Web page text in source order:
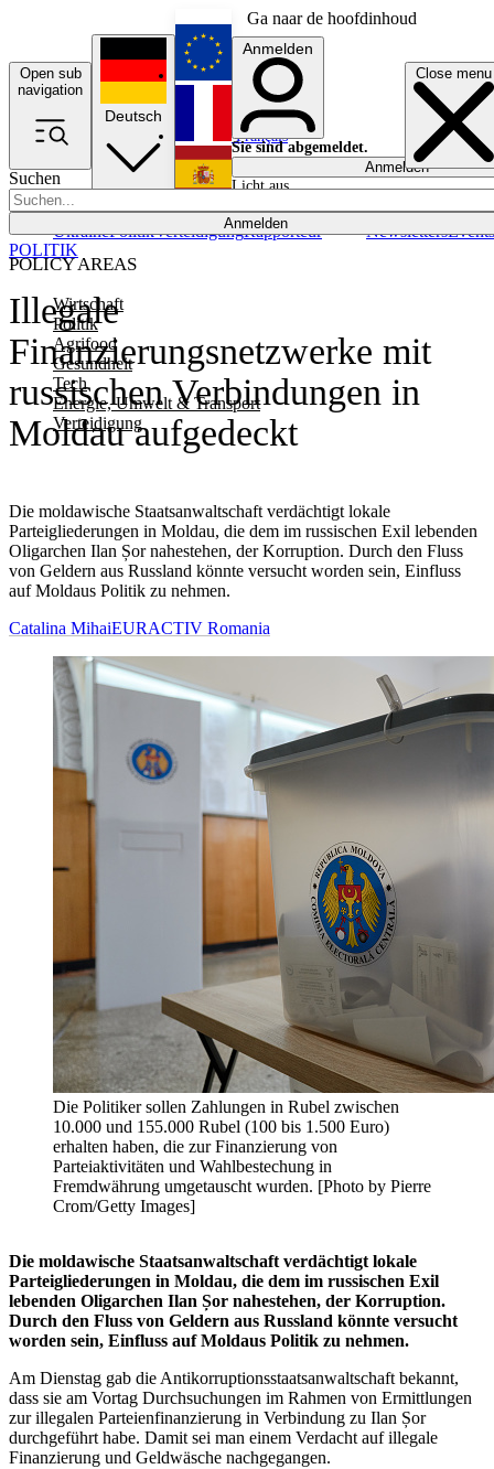
Ga naar de hoofdinhoud
Open sub
navigation
Close menu
Suchen
Anmelden
POLICY AREAS
Wirtschaft
Politik
Agrifood
Gesundheit
Tech
Energie, Umwelt & Transport
Verteidigung
UkrainePolitikVerteidigungRapporteur NewslettersEvents
Deutsch
English
Français
Anmelden
Sie sind abgemeldet.
Anmelden
Licht aus
Illegale
Finanzierungsnetzwerke mit
russischen Verbindungen in
Moldau aufgedeckt
Die moldawische Staatsanwaltschaft verdächtigt lokale
Parteigliederungen in Moldau, die dem im russischen Exil lebenden
Oligarchen Ilan Șor nahestehen, der Korruption. Durch den Fluss
von Geldern aus Russland könnte versucht worden sein, Einfluss
auf Moldaus Politik zu nehmen.
POLITIK
Catalina MihaiEURACTIV Romania
Die Politiker sollen Zahlungen in Rubel zwischen
10.000 und 155.000 Rubel (100 bis 1.500 Euro)
erhalten haben, die zur Finanzierung von
Parteiaktivitäten und Wahlbestechung in
Fremdwährung umgetauscht wurden. [Photo by Pierre
Crom/Getty Images]
Die moldawische Staatsanwaltschaft verdächtigt lokale
Parteigliederungen in Moldau, die dem im russischen Exil
lebenden Oligarchen Ilan Șor nahestehen, der Korruption.
Durch den Fluss von Geldern aus Russland könnte versucht
worden sein, Einfluss auf Moldaus Politik zu nehmen.
Am Dienstag gab die Antikorruptionsstaatsanwaltschaft bekannt,
dass sie am Vortag Durchsuchungen im Rahmen von Ermittlungen
zur illegalen Parteienfinanzierung in Verbindung zu Ilan Șor
durchgeführt habe. Damit sei man einem Verdacht auf illegale
Finanzierung und Geldwäsche nachgegangen.